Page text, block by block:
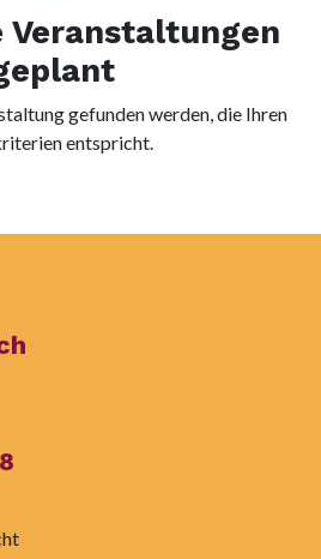
Veranstaltungen
gefunden werden, die Ihren
entspricht.